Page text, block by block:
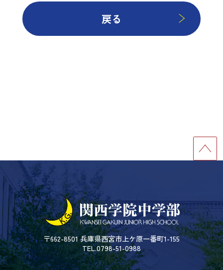
戻る
〒662-8501 兵庫県西宮市上ケ原一番町1-155
TEL.0798-51-0988